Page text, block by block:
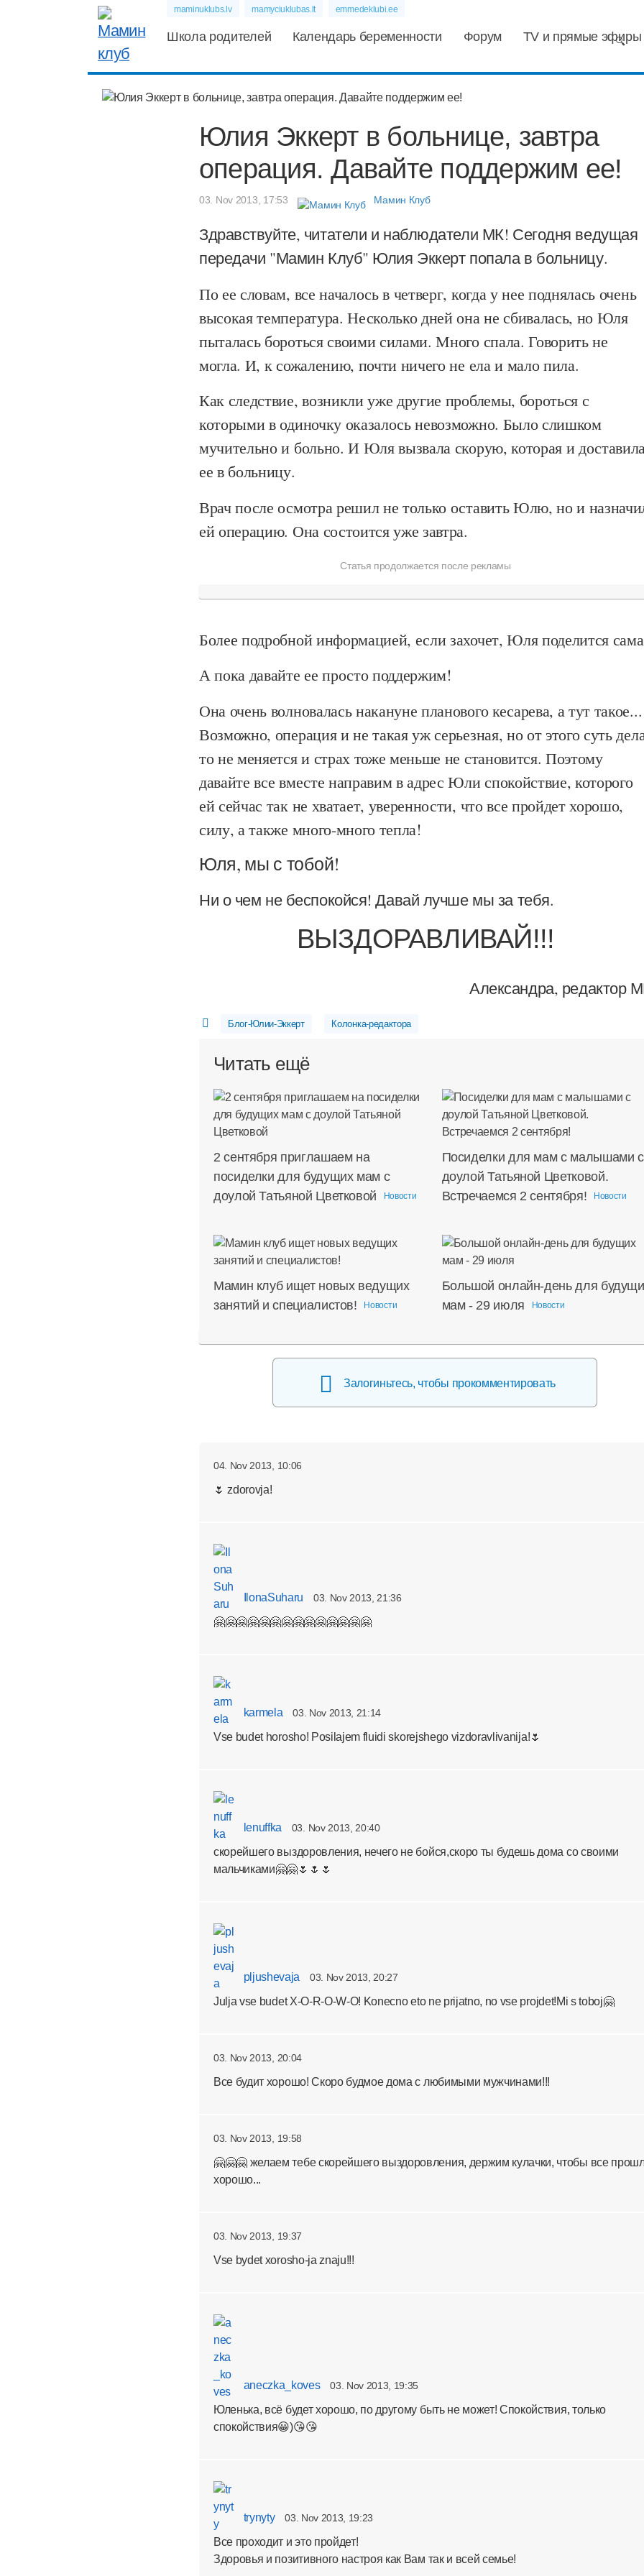
maminuklubs.lv mamyciuklubas.lt emmedeklubi.ee
Школа родителей Календарь беременности Форум TV и прямые эфиры
Юлия Эккерт в больнице, завтра
операция. Давайте поддержим ее!
03. Nov 2013, 17:53 Мамин Клуб
Здравствуйте, читатели и наблюдатели МК! Сегодня ведущая
передачи "Мамин Клуб" Юлия Эккерт попала в больницу.
По ее словам, все началось в четверг, когда у нее поднялась очень
высокая температура. Несколько дней она не сбивалась, но Юля
пыталась бороться своими силами. Много спала. Говорить не
могла. И, к сожалению, почти ничего не ела и мало пила.
Как следствие, возникли уже другие проблемы, бороться с
которыми в одиночку оказалось невозможно. Было слишком
мучительно и больно. И Юля вызвала скорую, которая и
ее в больницу.
Врач после осмотра решил не только оставить Юлю, но и
ей операцию. Она состоится уже завтра.
Статья продолжается после рекламы
Более подробной информацией, если захочет, Юля поделится
А пока давайте ее просто поддержим!
Она очень волновалась накануне планового кесарева, а тут такое...
Возможно, операция и не такая уж серьезная, но от этого суть
то не меняется и страх тоже меньше не становится. Поэтому
давайте все вместе направим в адрес Юли спокойствие, которого
ей сейчас так не хватает, уверенности, что все пройдет хорошо,
силу, а также много-много тепла!
Юля, мы с тобой!
Ни о чем не беспокойся! Давай лучше мы за тебя.
ВЫЗДОРАВЛИВАЙ!!!
Александра, редактор
Блог-Юлии-Эккерт Колонка-редактора
Читать ещё
2 сентября приглашаем на
посиделки для будущих мам с
доулой Татьяной Цветковой
Новости
Посиделки для мам с малышами с
доулой Татьяной Цветковой.
Встречаемся 2 сентября!
Новости
Мамин клуб ищет новых ведущих
занятий и специалистов!
Новости
Большой онлайн-день для
мам - 29 июля
Новости
Залогиньтесь, чтобы прокомментировать
04. Nov 2013, 10:06
🌷 zdorovja!
IlonaSuharu 03. Nov 2013, 21:36
🤗🤗🤗🤗🤗🤗🤗🤗🤗🤗🤗🤗🤗🤗
karmela 03. Nov 2013, 21:14
Vse budet horosho! Posilajem fluidi skorejshego vizdoravlivanija!🌷
lenuffka 03. Nov 2013, 20:40
скорейшего выздоровления, нечего не бойся,скоро ты будешь дома со своими
мальчиками🤗🤗🌷🌷🌷
pljushevaja 03. Nov 2013, 20:27
Julja vse budet X-O-R-O-W-O! Konecno eto ne prijatno, no vse projdet!Mi s toboj🤗
03. Nov 2013, 20:04
Все будит хорошо! Скоро будмое дома с любимыми мужчинами!!!
03. Nov 2013, 19:58
🤗🤗🤗 желаем тебе скорейшего выздоровления, держим кулачки, чтобы все
хорошо...
03. Nov 2013, 19:37
Vse bydet xorosho-ja znaju!!!
aneczka_koves 03. Nov 2013, 19:35
Юленька, всё будет хорошо, по другому быть не может! Спокойствия, только
спокойствия😀)😘😘
trynyty 03. Nov 2013, 19:23
Все проходит и это пройдет!
Здоровья и позитивного настроя как Вам так и всей семье!